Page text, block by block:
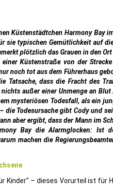
Küstenstädtchen Harmony Bay
sie typischen Gemütlichkeit auf
plötzlich das Grauen in den
Küstenstraße von der
noch tot aus dem Führerhaus
Tatsache, dass die Fracht des
nichts außer einer Unmenge an
mysteriösen Todesfall, als ein
die Todesursache gibt Cody und
aber ergibt, dass der Mann im
Bay die Alarmglocken: Ist
machen die
Kinder“ – dieses Vorurteil ist